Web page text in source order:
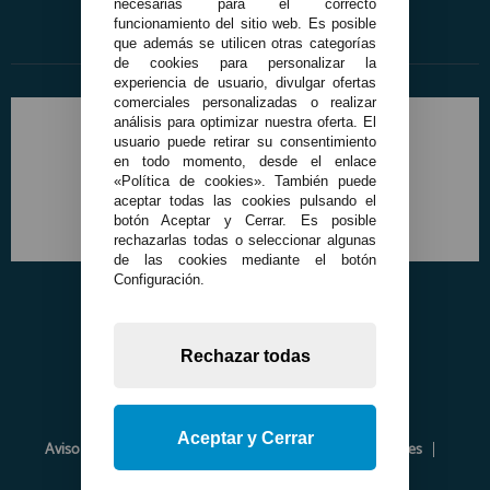
Aviso Legal Política de Privacidad
Política de Cookies
Envíos y Devoluciones
Opiniones
necesarias para el correcto
funcionamiento del sitio web. Es posible
que además se utilicen otras categorías
de cookies para personalizar la
experiencia de usuario, divulgar ofertas
comerciales personalizadas o realizar
análisis para optimizar nuestra oferta. El
usuario puede retirar su consentimiento
en todo momento, desde el enlace
«Política de cookies». También puede
aceptar todas las cookies pulsando el
botón Aceptar y Cerrar. Es posible
rechazarlas todas o seleccionar algunas
de las cookies mediante el botón
Configuración.
Rechazar todas
Aceptar y Cerrar